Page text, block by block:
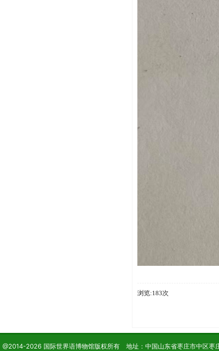
浏览:183次
@2014-2026 国际世界语博物馆版权所有 地址：中国山东省枣庄市中区